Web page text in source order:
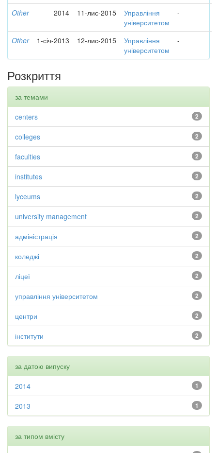
Other 2014 11-лис-2015
Управління
університетом
-
Other 1-січ-2013 12-лис-2015
Управління
університетом
-
Розкриття
за темами
2
centers
2
colleges
2
faculties
2
institutes
2
lyceums
2
university management
2
адміністрація
2
коледжі
2
ліцеї
2
управління університетом
2
центри
2
інститути
за датою випуску
1
2014
1
2013
за типом вмісту